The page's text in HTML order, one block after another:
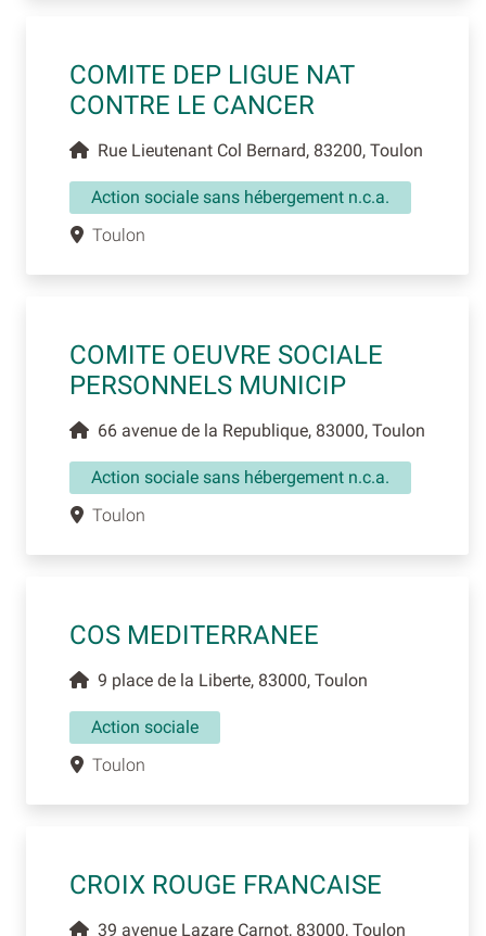
COMITE DEP LIGUE NAT
CONTRE LE CANCER
Rue Lieutenant Col Bernard, 83200, Toulon
Action sociale sans hébergement n.c.a.
Toulon
COMITE OEUVRE SOCIALE
PERSONNELS MUNICIP
66 avenue de la Republique, 83000, Toulon
Action sociale sans hébergement n.c.a.
Toulon
COS MEDITERRANEE
9 place de la Liberte, 83000, Toulon
Action sociale
Toulon
CROIX ROUGE FRANCAISE
39 avenue Lazare Carnot, 83000, Toulon